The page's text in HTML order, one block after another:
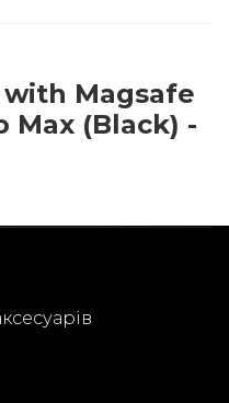
with Magsafe
Max (Black) -